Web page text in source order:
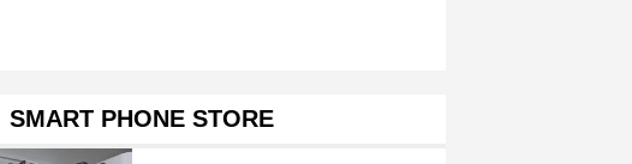
SMART PHONE STORE